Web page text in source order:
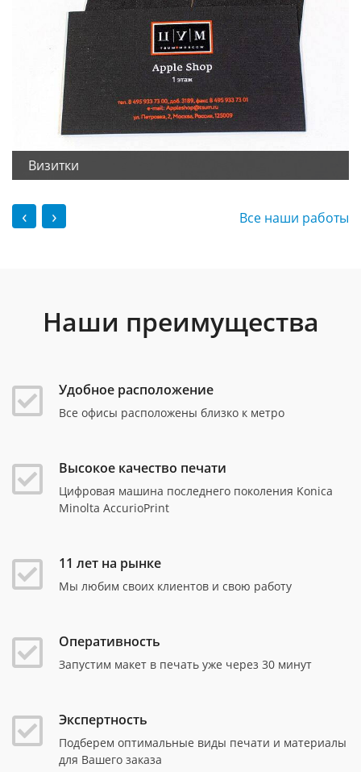
Визитки
‹ › Все наши работы
Наши преимущества
Удобное расположение
Все офисы расположены близко к метро
Высокое качество печати
Цифровая машина последнего поколения Konica
Minolta AccurioPrint
11 лет на рынке
Мы любим своих клиентов и свою работу
Оперативность
Запустим макет в печать уже через 30 минут
Экспертность
Подберем оптимальные виды печати и материалы
для Вашего заказа